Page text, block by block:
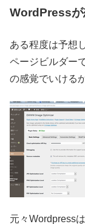
WordPressが
ある程度は予想
ページビルダー
の感覚でいける
元々Wordpress